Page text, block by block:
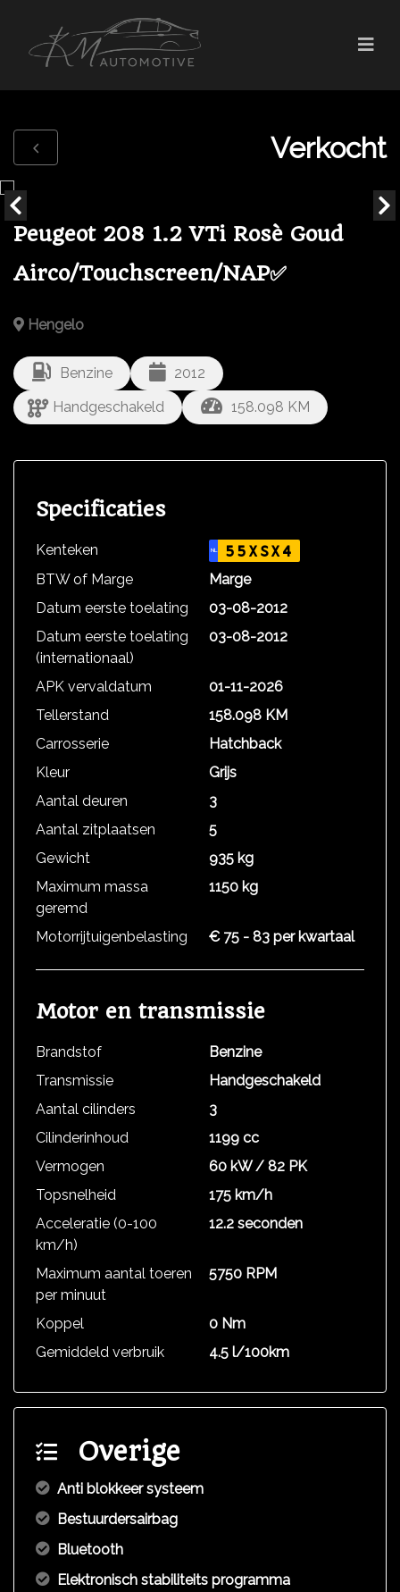
Verkocht
Peugeot 208 1.2 VTi Rosè Goud
Airco/Touchscreen/NAP✅
Hengelo
Benzine
2012
Handgeschakeld
158.098 KM
Specificaties
Kenteken NL 55XSX4
BTW of Marge
Marge
Datum eerste toelating
03-08-2012
Datum eerste toelating
(internationaal)
03-08-2012
APK vervaldatum
01-11-2026
Tellerstand
158.098 KM
Carrosserie
Hatchback
Kleur
Grijs
Aantal deuren
3
Aantal zitplaatsen
5
Gewicht
935 kg
Maximum massa
geremd
1150 kg
Motorrijtuigenbelasting € 75 - 83 per kwartaal
Motor en transmissie
Brandstof
Benzine
Transmissie
Handgeschakeld
Aantal cilinders
3
Cilinderinhoud
1199 cc
Vermogen
60 kW / 82 PK
Topsnelheid
175 km/h
Acceleratie (0-100
km/h)
12.2 seconden
Maximum aantal toeren
per minuut
5750 RPM
Koppel
0 Nm
Gemiddeld verbruik
4.5 l/100km
Overige
Anti blokkeer systeem
Bestuurdersairbag
Bluetooth
Elektronisch stabiliteits programma